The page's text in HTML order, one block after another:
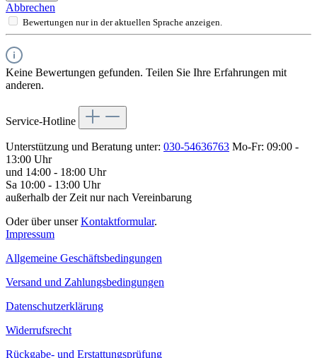
Abbrechen
Bewertungen nur in der aktuellen Sprache anzeigen.
Keine Bewertungen gefunden. Teilen Sie Ihre Erfahrungen mit
anderen.
Service-Hotline
Unterstützung und Beratung unter: 030-54636763 Mo-Fr: 09:00 -
13:00 Uhr
und 14:00 - 18:00 Uhr
Sa 10:00 - 13:00 Uhr
außerhalb der Zeit nur nach Vereinbarung
Oder über unserKontaktformular.
Impressum
Allgemeine Geschäftsbedingungen
Versand und Zahlungsbedingungen
Datenschutzerklärung
Widerrufsrecht
Rückgabe- und Erstattungsprüfung